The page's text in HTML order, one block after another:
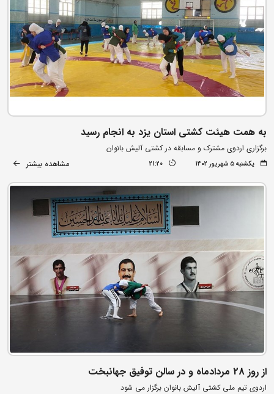
به همت هیئت کشتی استان یزد به انجام رسید
برگزاری اردوی مشترک و مسابقه در کشتی آلیش بانوان
یکشنبه ۵ شهریور ۱۴۰۲ 21:20 مشاهده بیشتر
از روز 28 مردادماه و در سالن توفیق جهانبخت
اردوی تیم ملی کشتی آلیش بانوان برگزار می شود